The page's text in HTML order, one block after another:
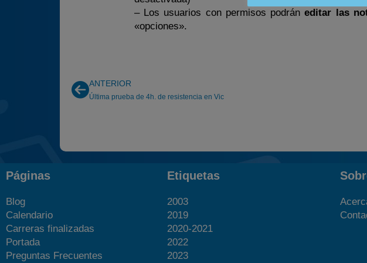
– Los usuarios con permisos podráneditar las
«opciones».
ANTERIOR
Última prueba de 4h. de resistencia en Vic
Páginas
Blog
Calendario
Carreras finalizadas
Portada
Preguntas Frecuentes
Etiquetas
2003
2019
2020-2021
2022
2023